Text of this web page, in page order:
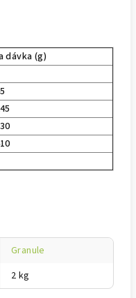
dávka (g)
Granule
2 kg